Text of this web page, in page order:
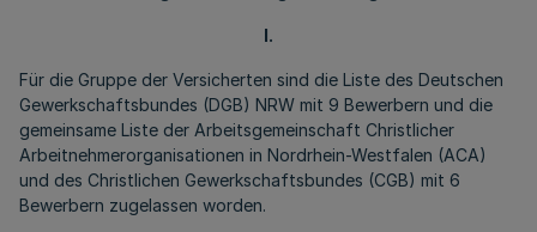
I.
Für die Gruppe der Versicherten sind die Liste des Deutschen
Gewerkschaftsbundes (DGB) NRW mit 9 Bewerbern und die
gemeinsame Liste der Arbeitsgemeinschaft Christlicher
Arbeitnehmerorganisationen in Nordrhein-Westfalen (ACA)
und des Christlichen Gewerkschaftsbundes (CGB) mit 6
Bewerbern zugelassen worden.